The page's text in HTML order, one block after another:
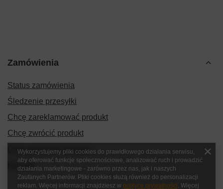
Zamówienia
Status zamówienia
Śledzenie przesyłki
Chcę zareklamować produkt
Chcę zwrócić produkt
Chcę wymienić produkt
Kontakt
Wykorzystujemy pliki cookies do prawidłowego działania serwisu,
aby oferować funkcje społecznościowe, analizować ruch i prowadzić
działania marketingowe - zarówno przez nas, jak i naszych
Zaufanych Partnerów. Pliki cookies służą również do personalizacji
reklam. Więcej informacji znajdziesz w polityce prywatności. Więcej